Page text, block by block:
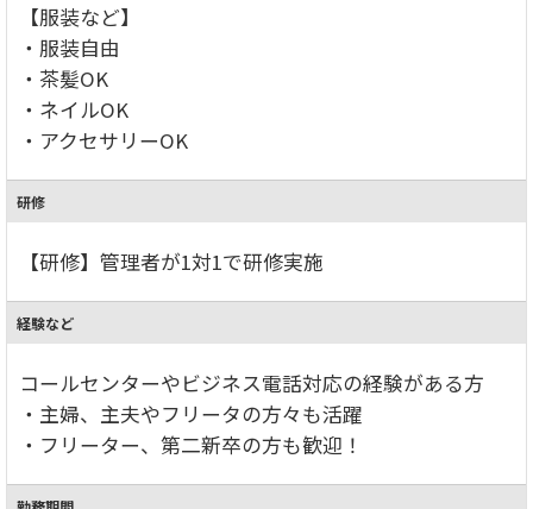
【服装など】
・服装自由
・茶髪OK
・ネイルOK
・アクセサリーOK
研修
【研修】管理者が1対1で研修実施
経験など
コールセンターやビジネス電話対応の経験がある方
・主婦、主夫やフリータの方々も活躍
・フリーター、第二新卒の方も歓迎！